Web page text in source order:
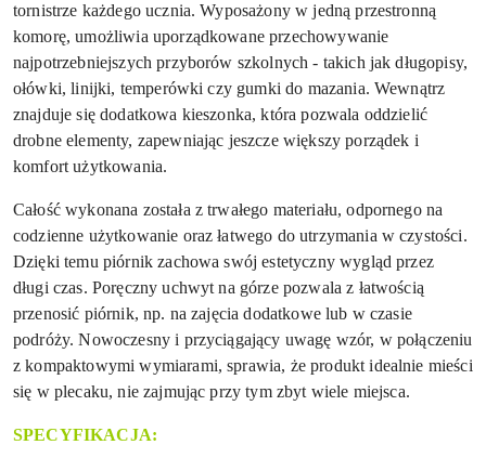
tornistrze każdego ucznia. Wyposażony w jedną przestronną
komorę, umożliwia uporządkowane przechowywanie
najpotrzebniejszych przyborów szkolnych - takich jak długopisy,
ołówki, linijki, temperówki czy gumki do mazania. Wewnątrz
znajduje się dodatkowa kieszonka, która pozwala oddzielić
drobne elementy, zapewniając jeszcze większy porządek i
komfort użytkowania.
Całość wykonana została z trwałego materiału, odpornego na
codzienne użytkowanie oraz łatwego do utrzymania w czystości.
Dzięki temu piórnik zachowa swój estetyczny wygląd przez
długi czas. Poręczny uchwyt na górze pozwala z łatwością
przenosić piórnik, np. na zajęcia dodatkowe lub w czasie
podróży. Nowoczesny i przyciągający uwagę wzór, w połączeniu
z kompaktowymi wymiarami, sprawia, że produkt idealnie mieści
się w plecaku, nie zajmując przy tym zbyt wiele miejsca.
SPECYFIKACJA: